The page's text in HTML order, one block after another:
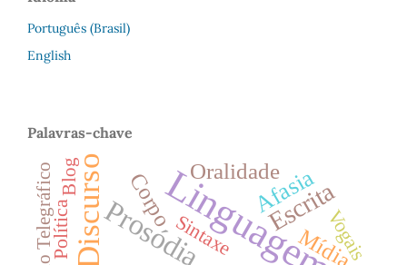
Português (Brasil)
English
Palavras-chave
Linguagem
DiscursoProsódia Escrita
Afasia
Mídia
Oralidade
Corpo
Vogais
Sintaxe
Política
Estilo Telegráfico Blog